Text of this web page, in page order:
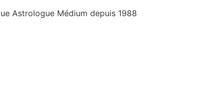
Astrologue Médium depuis 1988